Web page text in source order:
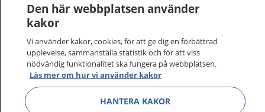
Logga in för att läsa din journal och göra dina
vårdärenden. Ring telefonnummer 1177 för
sjukvårdsrådgivning dygnet runt.
1177 ger dig råd när du vill må bättre.
Den här webbplatsen använder
kakor
Vi använder kakor, cookies, för att ge dig en förbättrad
upplevelse, sammanställa statistik och för att viss
nödvändig funktionalitet ska fungera på webbplatsen.
Läs mer om hur vi använder kakor
HANTERA KAKOR